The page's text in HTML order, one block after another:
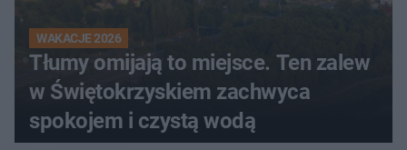
WAKACJE 2026
Tłumy omijają to miejsce. Ten zalew
w Świętokrzyskiem zachwyca
spokojem i czystą wodą